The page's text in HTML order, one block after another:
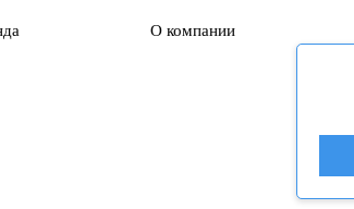
О компании